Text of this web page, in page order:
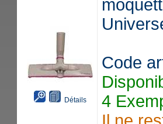
Détails
Code
4